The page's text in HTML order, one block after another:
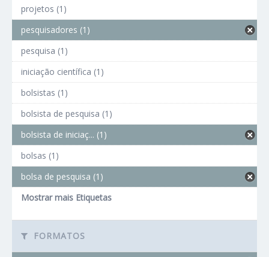
projetos (1)
pesquisadores (1)
pesquisa (1)
iniciação científica (1)
bolsistas (1)
bolsista de pesquisa (1)
bolsista de iniciaç... (1)
bolsas (1)
bolsa de pesquisa (1)
Mostrar mais Etiquetas
FORMATOS